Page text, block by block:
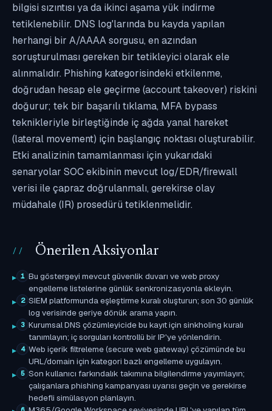
bilgisi sızıntısı ya da ikinci aşama yük indirme
tetiklenebilir. DNS log'larında bu kayda yapılan
herhangi bir A/AAAA sorgusu, en azından
soruşturulması gereken bir tetikleyici olarak ele
alınmalıdır. Phishing kategorisindeki etkilenme,
doğrudan hesap ele geçirme (account takeover) riskini
doğurur; tek bir başarılı tıklama, MFA bypass
teknikleriyle birleştiğinde iç ağda yanal hareket
(lateral movement) için başlangıç noktası oluşturabilir.
Etki analizinin tamamlanması için yukarıdaki
senaryolar SOC ekibinin mevcut log/EDR/firewall
verisi ile çapraz doğrulanmalı, gerekirse olay
müdahale (IR) prosedürü tetiklenmelidir.
Önerilen Aksiyonlar
1 Bu göstergeyi mevcut güvenlik duvarı ve web proxy
engelleme listelerine günlük senkronizasyonla ekleyin.
2 SIEM platformunda eşleştirme kuralı oluşturun; son 30 günlük
log verisinde geriye dönük arama yapın.
3 Kurumsal DNS çözümleyicide bu kayıt için sinkholing kuralı
tanımlayın; iç sorguları kontrollü bir IP'ye yönlendirin.
4 Web içerik filtreleme (secure web gateway) çözümünde bu
URL/domain için kategori bazlı engelleme uygulayın.
5 Son kullanıcı farkındalık takımına bilgilendirme yayımlayın;
çalışanlara phishing kampanyası uyarısı geçin ve gerekirse
hedefli simülasyon planlayın.